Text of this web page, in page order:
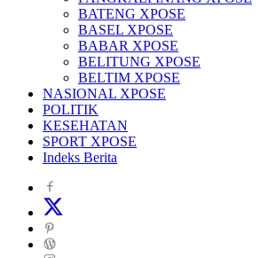
BATENG XPOSE
BASEL XPOSE
BABAR XPOSE
BELITUNG XPOSE
BELTIM XPOSE
NASIONAL XPOSE
POLITIK
KESEHATAN
SPORT XPOSE
Indeks Berita